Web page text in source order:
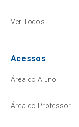
Ver Todos
Acessos
Área do Aluno
Área do Professor